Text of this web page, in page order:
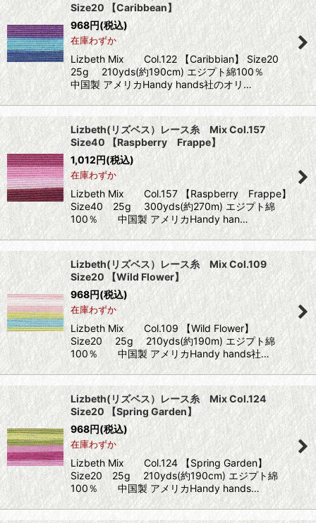
Size20 【Caribbean】
968円(税込)
在庫わずか
Lizbeth Mix Col.122 【Caribbian】 Size20
25g 210yds(約190cm) エジプト綿100％
中国製 アメリカHandy hands社のオリ…
Lizbeth(リズベス）レース糸 Mix Col.157
Size40 【Raspberry Frappe】
1,012円(税込)
在庫わずか
Lizbeth Mix Col.157 【Raspberry Frappe】
Size40 25g 300yds(約270m) エジプト綿
100％ 中国製 アメリカHandy han…
Lizbeth(リズベス）レース糸 Mix Col.109
Size20 【Wild Flower】
968円(税込)
在庫わずか
Lizbeth Mix Col.109 【Wild Flower】
Size20 25g 210yds(約190m) エジプト綿
100％ 中国製 アメリカHandy hands社…
Lizbeth(リズベス）レース糸 Mix Col.124
Size20 【Spring Garden】
968円(税込)
在庫わずか
Lizbeth Mix Col.124 【Spring Garden】
Size20 25g 210yds(約190cm) エジプト綿
100％ 中国製 アメリカHandy hands…